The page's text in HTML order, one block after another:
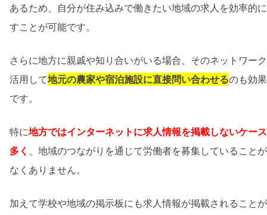
あるため、自分が住み込みで働きたい地域の求人を効率的
すことが可能です。
さらに地方に親戚や知り合いがいる場合、そのネットワー
活用して地元の農家や宿泊施設に直接問い合わせるのも効
です。
特に地方ではインターネットに求人情報を掲載しないケー
多く 、地域のつながりを通じて労働者を募集していること
なくありません。
加えて学校や地域の掲示板にも求人情報が掲載されること